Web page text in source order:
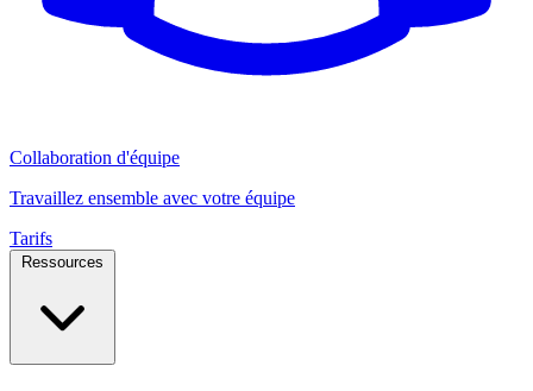
Collaboration d'équipe
Travaillez ensemble avec votre équipe
Tarifs
Ressources